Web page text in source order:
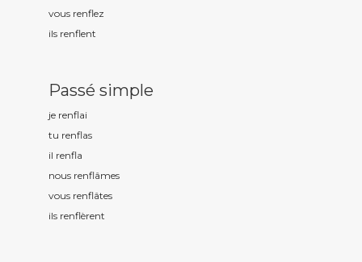
vous renflez
ils renflent
Passé simple
je renflai
tu renflas
il renfla
nous renflâmes
vous renflâtes
ils renflèrent